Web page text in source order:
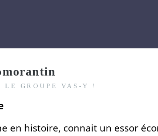
GROUPE VAS-Y !
en histoire, connait un essor